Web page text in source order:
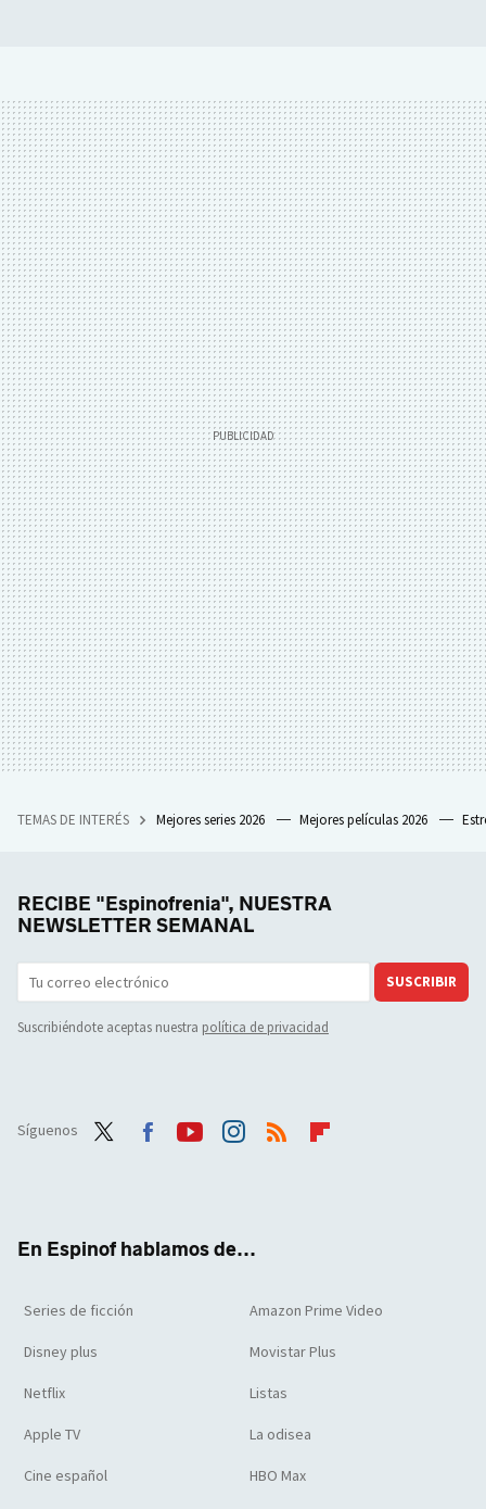
TEMAS DE INTERÉS Mejores series 2026 Mejores películas 2026
RECIBE "Espinofrenia", NUESTRA
NEWSLETTER SEMANAL
SUSCRIBIR
Suscribiéndote aceptas nuestra política de privacidad
Síguenos
En Espinof hablamos de...
Series de ficción Amazon Prime Video
Disney plus Movistar Plus
Netflix Listas
Apple TV La odisea
Cine español HBO Max